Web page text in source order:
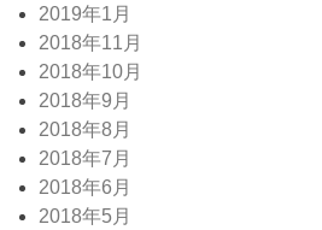
2019年1月
2018年11月
2018年10月
2018年9月
2018年8月
2018年7月
2018年6月
2018年5月